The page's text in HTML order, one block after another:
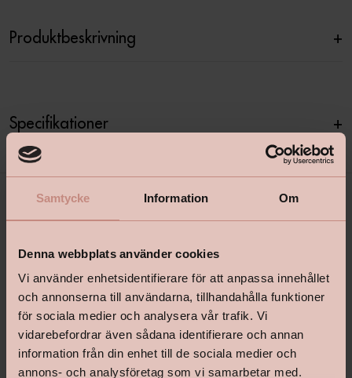
Samtycke Information Om
Denna webbplats använder cookies
Vi använder enhetsidentifierare för att anpassa innehållet
och annonserna till användarna, tillhandahålla funktioner
för sociala medier och analysera vår trafik. Vi
vidarebefordrar även sådana identifierare och annan
information från din enhet till de sociala medier och
annons- och analysföretag som vi samarbetar med.
Produktbeskrivning +
Specifikationer +
shop@happyhomes.se
Vanliga frågor & svar